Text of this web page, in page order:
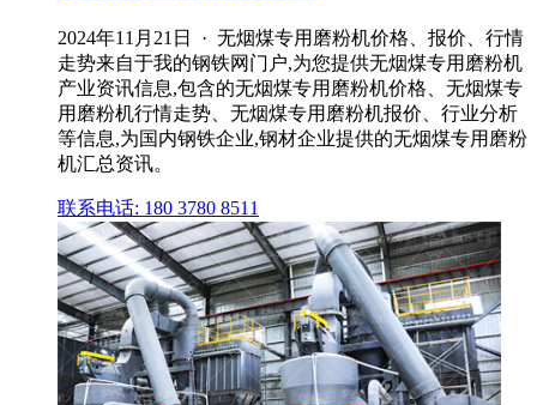
2024年11月21日 · 无烟煤专用磨粉机价格、报价、行情
走势来自于我的钢铁网门户,为您提供无烟煤专用磨粉机
产业资讯信息,包含的无烟煤专用磨粉机价格、无烟煤专
用磨粉机行情走势、无烟煤专用磨粉机报价、行业分析
等信息,为国内钢铁企业,钢材企业提供的无烟煤专用磨粉
机汇总资讯。
联系电话: 180 3780 8511